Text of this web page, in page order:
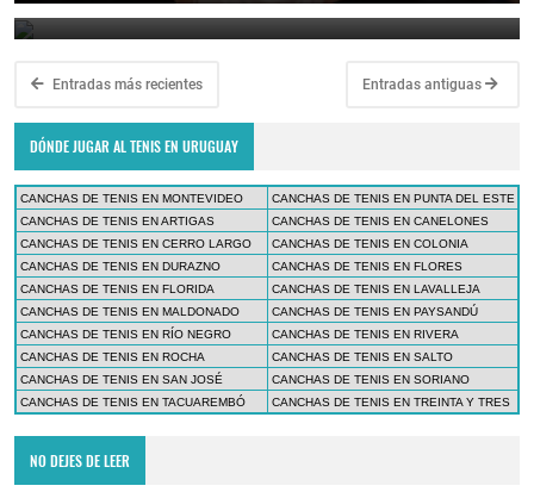
February 10, 2024
Entradas más recientes Entradas antiguas
DÓNDE JUGAR AL TENIS EN URUGUAY
CANCHAS DE TENIS EN MONTEVIDEO
CANCHAS DE TENIS EN PUNTA DEL ESTE
CANCHAS DE TENIS EN ARTIGAS
CANCHAS DE TENIS EN CANELONES
CANCHAS DE TENIS EN CERRO LARGO
CANCHAS DE TENIS EN COLONIA
CANCHAS DE TENIS EN DURAZNO
CANCHAS DE TENIS EN FLORES
CANCHAS DE TENIS EN FLORIDA
CANCHAS DE TENIS EN LAVALLEJA
CANCHAS DE TENIS EN MALDONADO
CANCHAS DE TENIS EN PAYSANDÚ
CANCHAS DE TENIS EN RÍO NEGRO
CANCHAS DE TENIS EN RIVERA
CANCHAS DE TENIS EN ROCHA
CANCHAS DE TENIS EN SALTO
CANCHAS DE TENIS EN SAN JOSÉ
CANCHAS DE TENIS EN SORIANO
CANCHAS DE TENIS EN TACUAREMBÓ
CANCHAS DE TENIS EN TREINTA Y TRES
NO DEJES DE LEER